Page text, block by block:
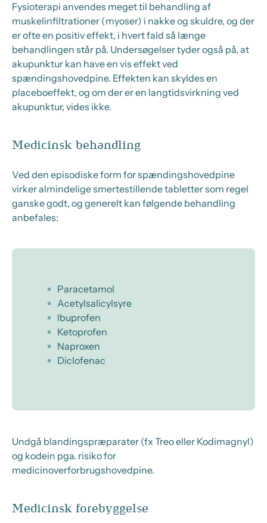
Fysioterapi anvendes meget til behandling af
muskelinfiltrationer (myoser) i nakke og skuldre, og der
er ofte en positiv effekt, i hvert fald så længe
behandlingen står på. Undersøgelser tyder også på, at
akupunktur kan have en vis effekt ved
spændingshovedpine. Effekten kan skyldes en
placeboeffekt, og om der er en langtidsvirkning ved
akupunktur, vides ikke.
Medicinsk behandling
Ved den episodiske form for spændingshovedpine
virker almindelige smertestillende tabletter som regel
ganske godt, og generelt kan følgende behandling
anbefales:
Paracetamol
Acetylsalicylsyre
Ibuprofen
Ketoprofen
Naproxen
Diclofenac
Undgå blandingspræparater (fx Treo eller Kodimagnyl)
og kodein pga. risiko for
medicinoverforbrugshovedpine.
Medicinsk forebyggelse